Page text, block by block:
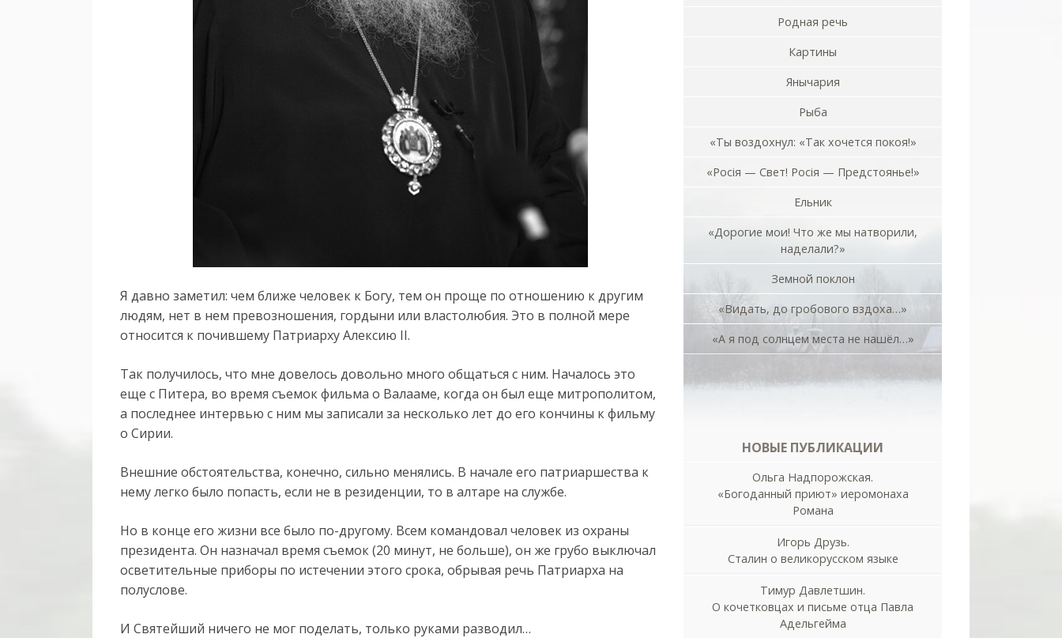
Я давно заметил: чем ближе человек к Богу, тем он проще по отношению к другим
людям, нет в нем превозношения, гордыни или властолюбия. Это в полной мере
относится к почившему Патриарху Алексию II.
Так получилось, что мне довелось довольно много общаться с ним. Началось это
еще с Питера, во время съемок фильма о Валааме, когда он был еще митрополитом,
а последнее интервью с ним мы записали за несколько лет до его кончины к фильму
о Сирии.
Внешние обстоятельства, конечно, сильно менялись. В начале его патриаршества к
нему легко было попасть, если не в резиденции, то в алтаре на службе.
Но в конце его жизни все было по-другому. Всем командовал человек из охраны
президента. Он назначал время съемок (20 минут, не больше), он же грубо выключал
осветительные приборы по истечении этого срока, обрывая речь Патриарха на
полуслове.
И Святейший ничего не мог поделать, только руками разводил…
Родная речь
Картины
Янычария
Рыба
«Ты воздохнул: «Так хочется покоя!»
«Росiя — Свет! Росiя — Предстоянье!»
Ельник
«Дорогие мои! Что же мы натворили,
наделали?»
Земной поклон
«Видать, до гробового вздоха…»
«А я под солнцем места не нашёл…»
НОВЫЕ ПУБЛИКАЦИИ
Ольга Надпорожская.
«Богоданный приют» иеромонаха
Романа
Игорь Друзь.
Сталин о великорусском языке
Тимур Давлетшин.
О кочетковцах и письме отца Павла
Адельгейма